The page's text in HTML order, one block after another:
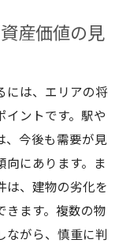
産価値の見
には、エリアの将
イントです。駅や
、今後も需要が見
向にあります。ま
は、建物の劣化を
きます。複数の物
ながら、慎重に判